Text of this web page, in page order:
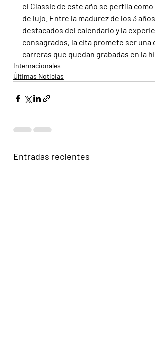
el Classic de este año se perfila
de lujo. Entre la madurez de los 3
destacados del calendario y la
consagrados, la cita promete ser una
carreras que quedan grabadas en la
Internacionales
Últimas Noticias
Entradas recientes